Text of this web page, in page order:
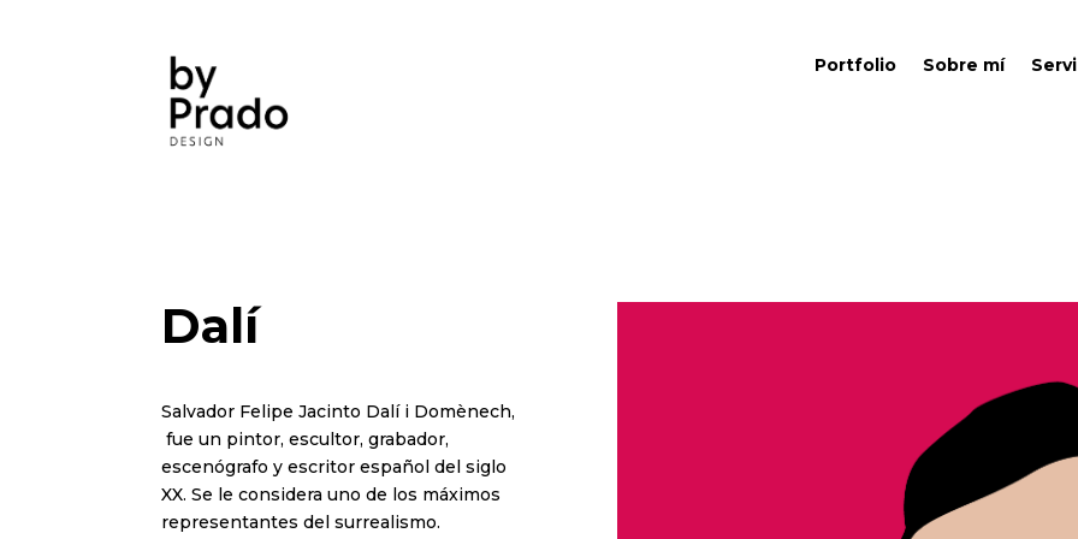
Portfolio Sobre mí
Dalí
Salvador Felipe Jacinto Dalí i Domènech,
fue un pintor, escultor, grabador,
escenógrafo y escritor español del siglo
XX. Se le considera uno de los máximos
representantes del surrealismo.